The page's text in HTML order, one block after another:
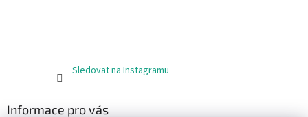
Sledovat na Instagramu
Informace pro vás